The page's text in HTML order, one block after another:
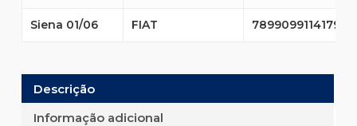
Siena 01/06 FIAT 7899099114179
Descrição
Informação adicional